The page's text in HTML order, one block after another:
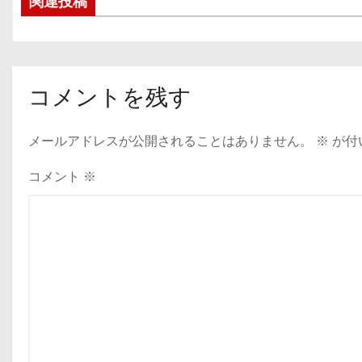
ナ
ー
シ
ョ
コメントを残す
メールアドレスが公開されることはありません。 ※ が付
コメント ※